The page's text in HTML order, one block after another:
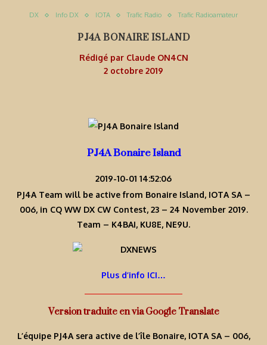
DX Info DX IOTA Trafic Radio Trafic Radioamateur
PJ4A BONAIRE ISLAND
Rédigé par Claude ON4CN
2 octobre 2019
PJ4A Bonaire Island
2019-10-01 14:52:06
PJ4A Team will be active from Bonaire Island, IOTA SA –
006, in CQ WW DX CW Contest, 23 – 24 November 2019.
Team – K4BAI, KU8E, NE9U.
Plus d’info ICI…
Version traduite en via Google Translate
L’équipe PJ4A sera active de l’île Bonaire, IOTA SA – 006,